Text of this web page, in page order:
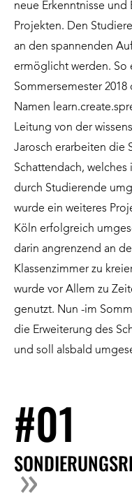
neue Erkenntnisse und
Projekten. Den
an den spannenden
ermöglicht werden. So
Sommersemester
Namen
Leitung von der
Jarosch erarbeiten die
Schattendach,
durch Studierende
wurde ein weiteres
Köln erfolgreich
darin angrenzend an
Klassenzimmer zu
wurde vor Allem zu
genutzt. Nun -im
die Erweiterung des
und soll alsbald
#01